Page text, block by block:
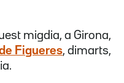
migdia, a Girona,
Figueres, dimarts,